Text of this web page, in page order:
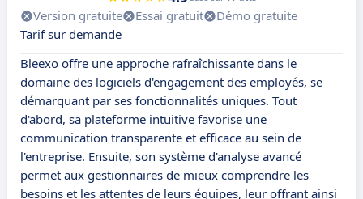
Version gratuite Essai gratuit
Démo gratuite
Tarif sur demande
Bleexo offre une approche rafraîchissante dans le
domaine des logiciels d'engagement des employés, se
démarquant par ses fonctionnalités uniques. Tout
d'abord, sa plateforme intuitive favorise une
communication transparente et efficace au sein de
l'entreprise. Ensuite, son système d'analyse avancé
permet aux gestionnaires de mieux comprendre les
besoins et les attentes de leurs équipes, leur offrant ainsi